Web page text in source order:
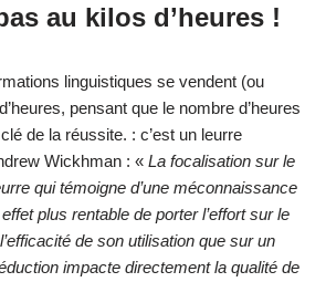
au kilos d’heures !
linguistiques se vendent (ou
pensant que le nombre d’heures
de la réussite. : c’est un leurre
Wickhman : «La focalisation sur le
qui témoigne d’une méconnaissance
plus rentable de porter l’effort sur le
de son utilisation que sur un
impacte directement la qualité de